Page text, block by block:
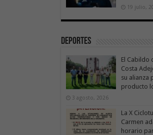
19 julio,
Deportes
El Cabildo
Costa
su alianza
producto
3 agosto, 2026
La X
Carmen
horario